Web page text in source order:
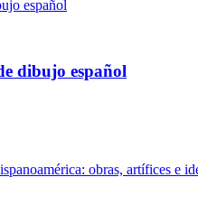
dibujo español